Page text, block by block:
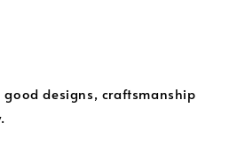
designs, craftsmanship